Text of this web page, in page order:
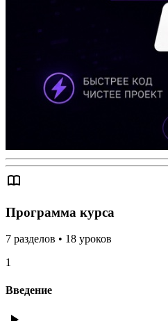
Программа курса
7 разделов • 18 уроков
1
Введение